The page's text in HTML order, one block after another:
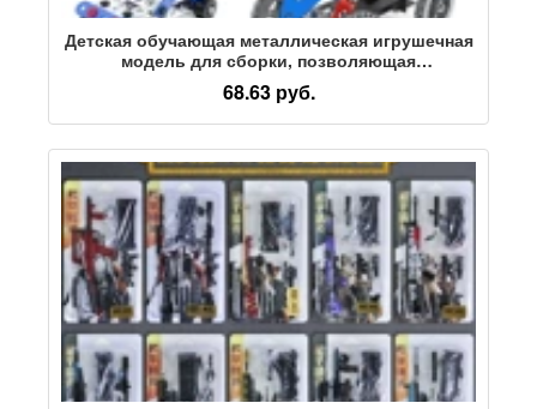
Детская обучающая металлическая игрушечная
модель для сборки, позволяющая
самостоятельно собирать самолеты,
автомобили, внедорожники, саморезы и
шуруповерты
68.63 руб.